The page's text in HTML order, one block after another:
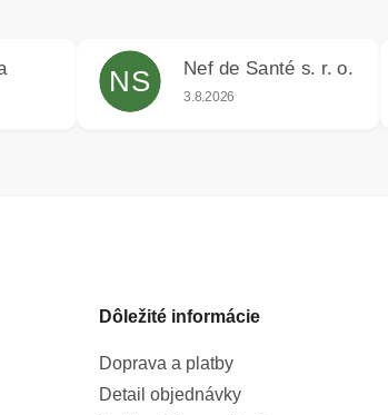
je 5 z 5 hviezdičiek.
NS Nef de Santé s. r. o.
Hodnotenie obchodu je 5 z 5
3.8.2026
Dôležité informácie
Doprava a platby
Detail objednávky